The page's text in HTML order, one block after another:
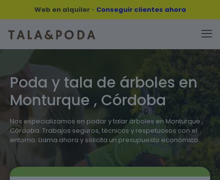
Web en alquiler- Conseguir clientes ahora
Poda y tala de árboles en
Monturque , Córdoba
Nos especializamos en podar y talar árboles en Monturque ,
Córdoba. Trabajos seguros, técnicos y respetuosos con el
entorno. Llama ahora y solicita un presupuesto económico.